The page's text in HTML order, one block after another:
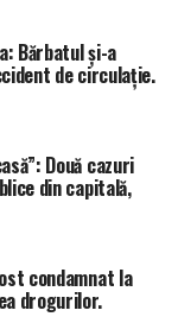
Bărbatul și-a
de circulație.
Două cazuri
din capitală,
condamnat la
drogurilor.